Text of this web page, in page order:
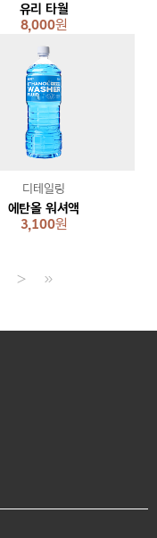
유리 타월
8,000원
에탄올 워셔액
3,100원
디테일링
＞ ≫